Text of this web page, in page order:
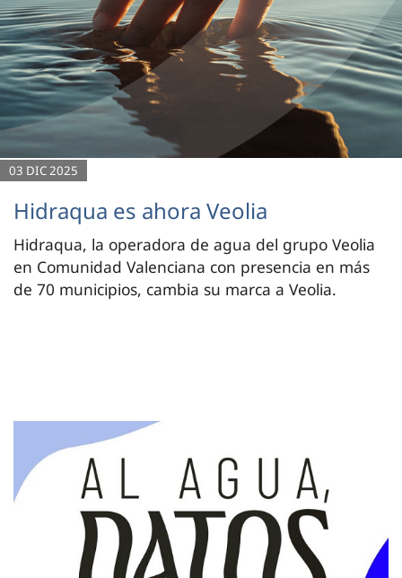
03 DIC 2025
Hidraqua es ahora Veolia
Hidraqua, la operadora de agua del grupo Veolia
en Comunidad Valenciana con presencia en más
de 70 municipios, cambia su marca a Veolia.